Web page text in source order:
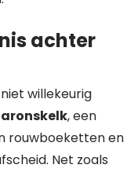
achter
willekeurig
aronskelk, een
rouwboeketten en
Net zoals